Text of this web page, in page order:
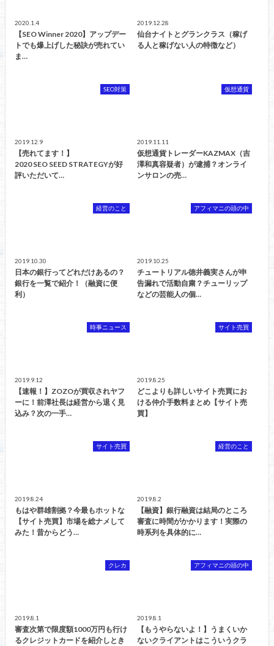
2020.1.4
【SEO Winner 2020】アップデー
トでも爆上げした秘訣が売れてい
ま…
2019.12.28
仙台ナイトとグランクラス（稼げ
る人と稼げない人の特徴など）
SEO対策
2019.12.9
【売れてます！】
2020 SEO SEED STRATEGYが好
評いただいて…
仮想通貨
2019.11.11
仮想通貨トレーダーKAZMAX（吉
澤和真容疑者）が逮捕？オンライ
ンサロンの売…
経営のこと
2019.10.30
日本の銀行ってどれだけあるの？
銀行を一覧で紹介！（融資に便
利）
アフィマニの頭の中
2019.10.25
チュートリアル徳井義実さんが申
告漏れで活動自粛？チューリップ
などの芸能人の個…
時事ニュース
2019.9.12
【速報！】ZOZOが買収されヤフ
ーに！前澤社長は経営から退く見
込み？次の一手…
サイト売買
2019.8.25
どこよりも詳しいサイト売買にお
ける仲介手数料まとめ【サイト売
買】
サイト売買
2019.8.24
もはや群雄割拠？今最もホットな
【サイト売買】市場を総ナメして
みた！昔からどう…
経営のこと
2019.8.2
【融資】銀行融資は結局のところ
審査に時間がかかります！実際の
時系列を具体的に…
クレカ
2019.8.1
審査次第で限度額1000万円も行け
るクレジットカードを紹介しとき
アフィマニの頭の中
2019.8.1
【もうやらないよ！】うまくいか
ないクライアントはこういうクラ